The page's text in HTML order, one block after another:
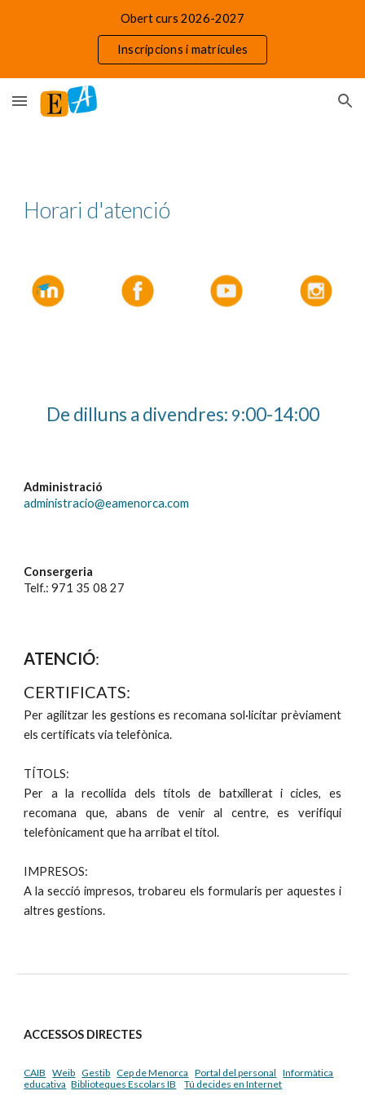
Obert curs 2026-2027
Inscripcions i matrícules
Horari d'atenció
De dilluns a divendres: 9:00-14:00
Administració
administracio@eamenorca.com
Consergeria
Telf.: 971 35 08 27
ATENCIÓ:
CERTIFICATS:
Per agilitzar les gestions es recomana sol·licitar prèviament
els certificats via telefònica.
TÍTOLS:
Per a la recollida dels títols de batxillerat i cicles, es
recomana que, abans de venir al centre, es verifiqui
telefònicament que ha arribat el títol.
IMPRESOS:
A la secció impresos, trobareu els formularis per aquestes i
altres gestions.
ACCESSOS DIRECTES
CAIB Weib Gestib Cep de Menorca Portal del personal
Informàtica
educativa Biblioteques Escolars IB Tú decides en Internet